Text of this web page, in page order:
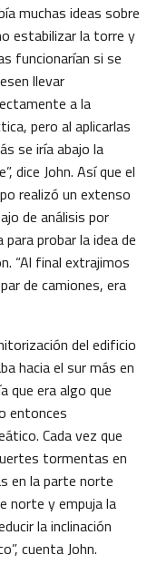
muchas ideas sobre
estabilizar la torre y
funcionarían si se
llevar
a la
pero al aplicarlas
se iría abajo la
dice John. Así que el
realizó un extenso
de análisis por
probar la idea de
“Al final extrajimos
de camiones, era
del edificio
hacia el sur más en
que era algo que
entonces
Cada vez que
tormentas en
en la parte norte
norte y empuja la
la inclinación
cuenta John.